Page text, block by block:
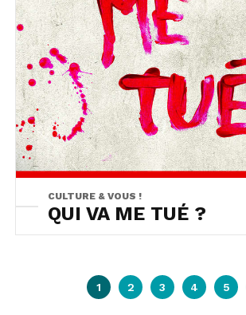
CULTURE & VOUS !
QUI VA ME TUÉ ?
1 2 3 4 5